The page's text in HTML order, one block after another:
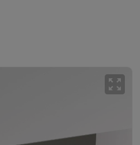
zoom_out_map